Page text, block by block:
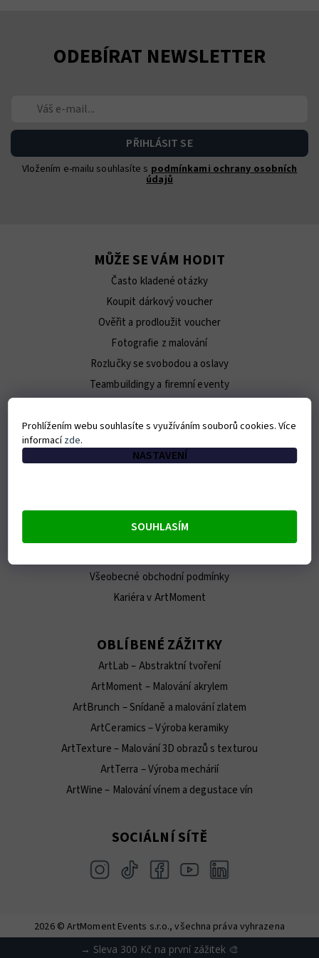
ODEBÍRAT NEWSLETTER
Vložením e-mailu souhlasíte s podmínkami ochrany osobních
údajů
MŮŽE SE VÁM HODIT
Často kladené otázky
Koupit dárkový voucher
Ověřit a prodloužit voucher
Fotografie z malování
Rozlučky se svobodou a oslavy
Teambuildingy a firemní eventy
O ARTMOMENT
Náš tým
Všeobecné obchodní podmínky
Kariéra v ArtMoment
OBLÍBENÉ ZÁŽITKY
ArtLab – Abstraktní tvoření
ArtMoment – Malování akrylem
ArtBrunch – Snídaně a malování zlatem
ArtCeramics – Výroba keramiky
ArtTexture – Malování 3D obrazů s texturou
ArtTerra – Výroba mechárií
ArtWine – Malování vínem a degustace vín
SOCIÁLNÍ SÍTĚ
2026 © ArtMoment Events s.r.o., všechna práva vyhrazena
Vytvořil Shoptet
Prohlížením webu souhlasíte s využíváním souborů cookies. Více
informacízde.
NASTAVENÍ
SOUHLASÍM
→ Sleva 300 Kč na první zážitek 🎨